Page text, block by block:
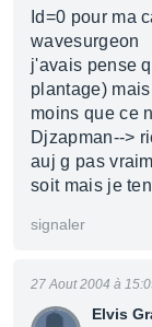
Id=0 pour ma
wavesurgeon
j'avais pense
plantage)
moins que ce
Djzapman-->
auj g pas
soit mais je
signaler
Elvis
27 Aout 2004 à